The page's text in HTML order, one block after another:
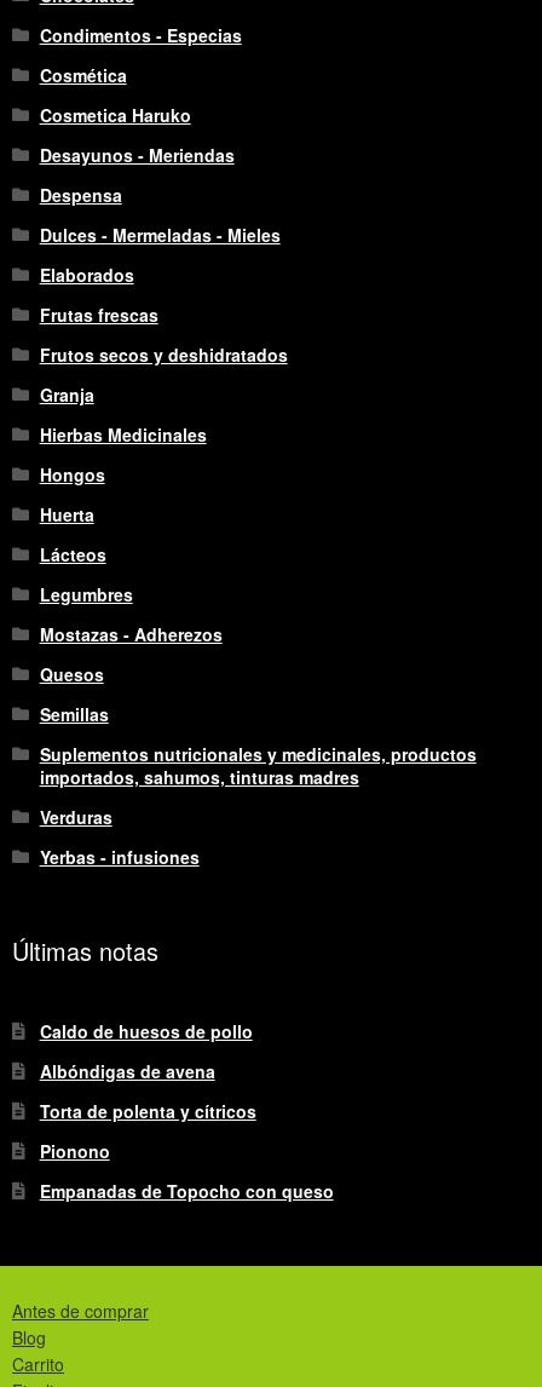
Condimentos - Especias
Cosmética
Cosmetica Haruko
Desayunos - Meriendas
Despensa
Dulces - Mermeladas - Mieles
Elaborados
Frutas frescas
Frutos secos y deshidratados
Granja
Hierbas Medicinales
Hongos
Huerta
Lácteos
Legumbres
Mostazas - Adherezos
Quesos
Semillas
Suplementos nutricionales y medicinales, productos
importados, sahumos, tinturas madres
Verduras
Yerbas - infusiones
Últimas notas
Caldo de huesos de pollo
Albóndigas de avena
Torta de polenta y cítricos
Pionono
Empanadas de Topocho con queso
Antes de comprar
Blog
Carrito